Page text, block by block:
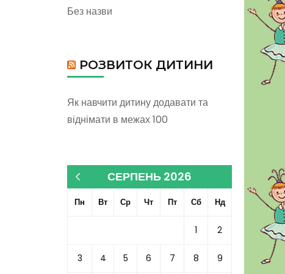
Без назви
РОЗВИТОК ДИТИНИ
Як навчити дитину додавати та
віднімати в межах 100
СЕРПЕНЬ 2026
Пн Вт Ср Чт Пт Сб Нд
1 2
3 4 5 6 7 8 9